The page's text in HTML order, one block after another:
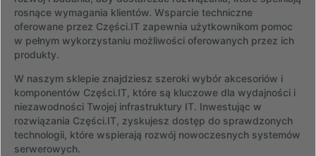
rosnące wymagania klientów. Wsparcie techniczne
oferowane przez Części.IT zapewnia użytkownikom pomoc
w pełnym wykorzystaniu możliwości oferowanych przez ich
produkty.
W naszym sklepie znajdziesz szeroki wybór akcesoriów i
komponentów Części.IT, które są kluczowe dla wydajności i
niezawodności Twojej infrastruktury IT. Inwestując w
rozwiązania Części.IT, zyskujesz dostęp do sprawdzonych
technologii, które wspierają rozwój nowoczesnych systemów
serwerowych.